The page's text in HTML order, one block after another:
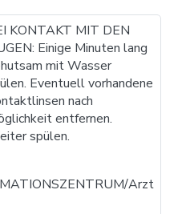
KONTAKT MIT DEN
Einige Minuten lang
mit Wasser
Eventuell vorhandene
nach
entfernen.
spülen.
Arzt